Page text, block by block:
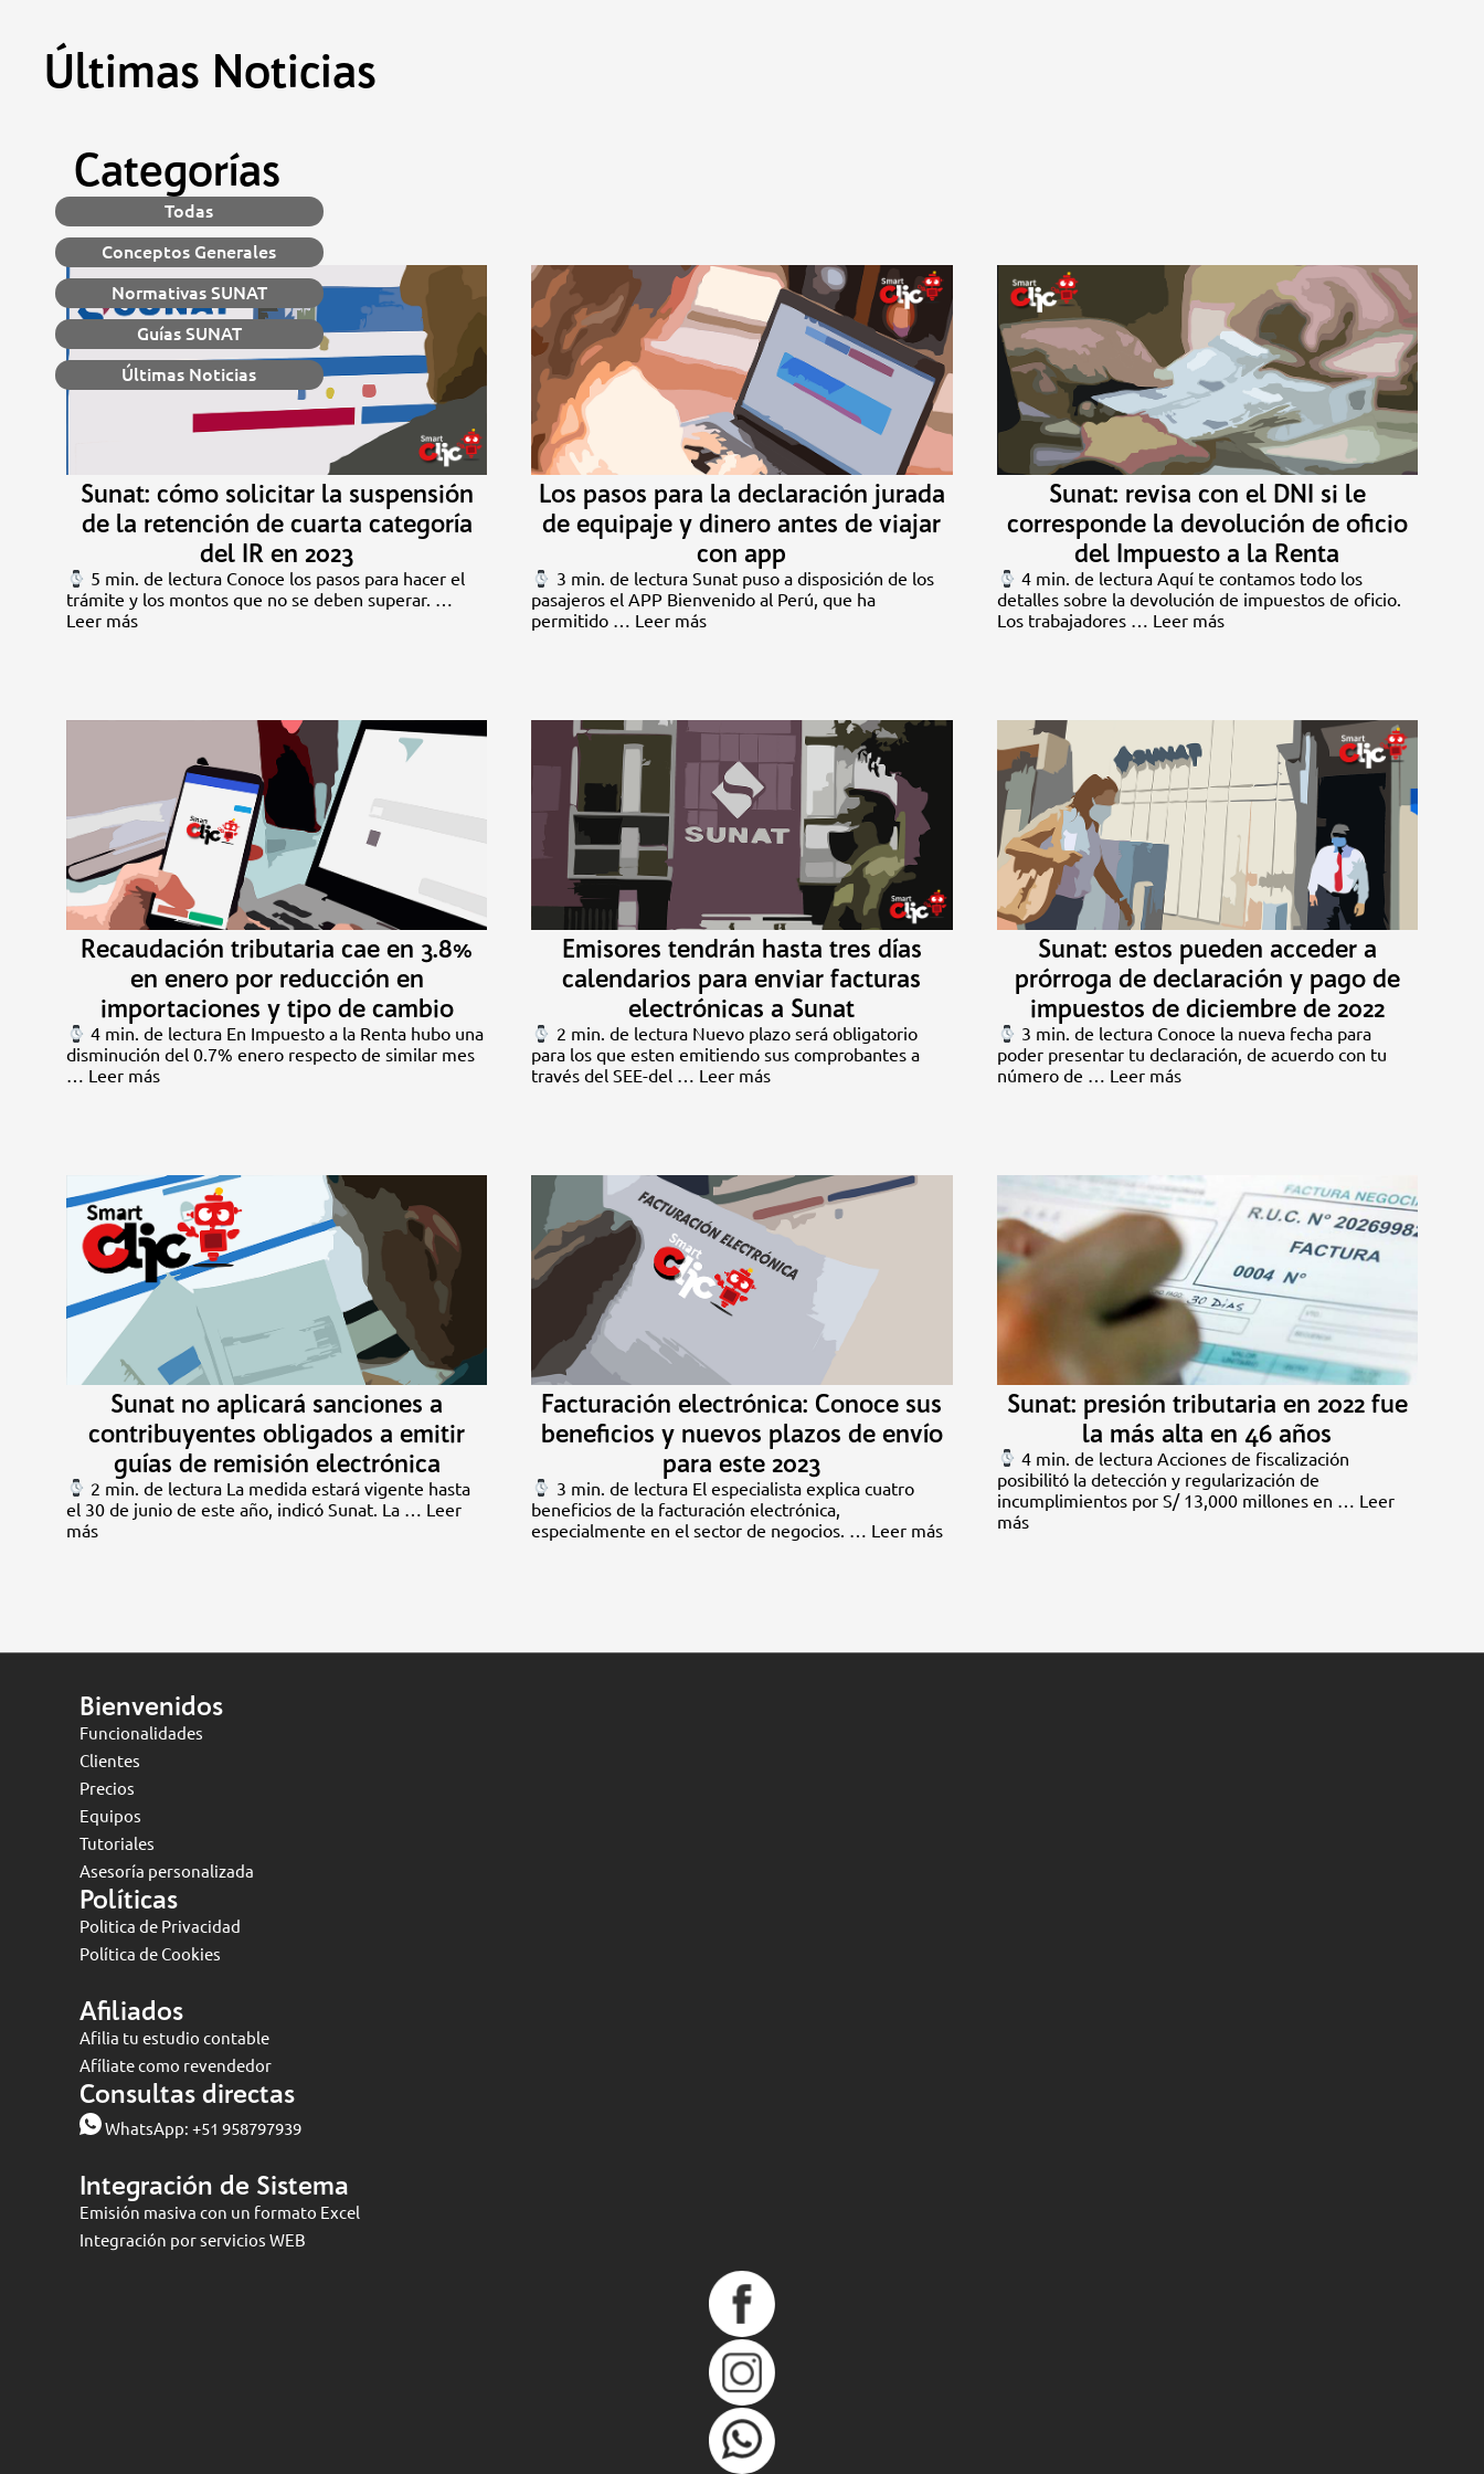
contenido
Categorías
Todas
Conceptos Generales
Normativas SUNAT
Guías SUNAT
Últimas Noticias
Últimas Noticias
Sunat: cómo solicitar la suspensión
de la retención de cuarta categoría
del IR en 2023
5 min. de lectura Conoce los pasos para hacer el
trámite y los montos que no se deben superar. …
Leer más
Los pasos para la declaración jurada
de equipaje y dinero antes de viajar
con app
3 min. de lectura Sunat puso a disposición de los
pasajeros el APP Bienvenido al Perú, que ha
permitido … Leer más
Sunat: revisa con el DNI si le
corresponde la devolución de oficio
del Impuesto a la Renta
4 min. de lectura Aquí te contamos todo los
detalles sobre la devolución de impuestos de oficio.
Los trabajadores … Leer más
Recaudación tributaria cae en 3.8%
en enero por reducción en
importaciones y tipo de cambio
4 min. de lectura En Impuesto a la Renta hubo una
disminución del 0.7% enero respecto de similar mes
… Leer más
Emisores tendrán hasta tres días
calendarios para enviar facturas
electrónicas a Sunat
2 min. de lectura Nuevo plazo será obligatorio
para los que esten emitiendo sus comprobantes a
través del SEE-del … Leer más
Sunat: estos pueden acceder a
prórroga de declaración y pago de
impuestos de diciembre de 2022
3 min. de lectura Conoce la nueva fecha para
poder presentar tu declaración, de acuerdo con tu
número de … Leer más
Sunat no aplicará sanciones a
contribuyentes obligados a emitir
guías de remisión electrónica
2 min. de lectura La medida estará vigente hasta
el 30 de junio de este año, indicó Sunat. La … Leer
más
Facturación electrónica: Conoce sus
beneficios y nuevos plazos de envío
para este 2023
3 min. de lectura El especialista explica cuatro
beneficios de la facturación electrónica,
especialmente en el sector de negocios. … Leer más
Sunat: presión tributaria en 2022 fue
la más alta en 46 años
4 min. de lectura Acciones de fiscalización
posibilitó la detección y regularización de
incumplimientos por S/ 13,000 millones en … Leer
más
Bienvenidos
Funcionalidades
Clientes
Precios
Equipos
Tutoriales
Asesoría personalizada
Políticas
Politica de Privacidad
Política de Cookies
Afiliados
Afilia tu estudio contable
Afíliate como revendedor
Consultas directas
WhatsApp: +51 958797939
Integración de Sistema
Emisión masiva con un formato Excel
Integración por servicios WEB